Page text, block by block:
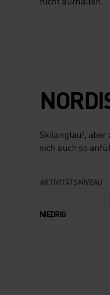
Skilanglauf, aber
sich auch so
AKTIVITÄTSNIVEAU
NIEDRIG